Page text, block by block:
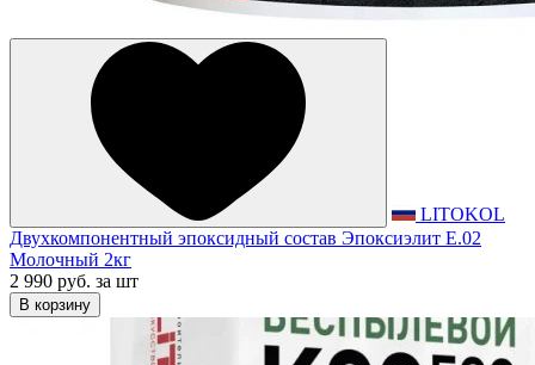
LITOKOL
Двухкомпонентный эпоксидный состав Эпоксиэлит E.02
Молочный 2кг
2 990 руб. за шт
В корзину